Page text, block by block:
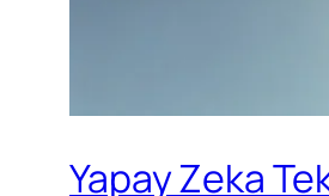
Yapay Zeka